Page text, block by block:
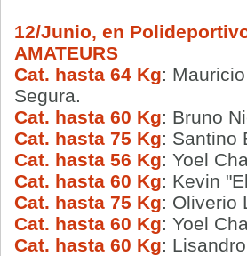
12/Junio, en
AMATEURS
Cat. hasta 64 Kg:
Segura.
Cat. hasta 60 Kg: Bruno
Cat. hasta 75 Kg: Santino
Cat. hasta 56 Kg: Yoel
Cat. hasta 60 Kg: Kevin
Cat. hasta 75 Kg: Oliverio
Cat. hasta 60 Kg: Yoel
Cat. hasta 60 Kg: